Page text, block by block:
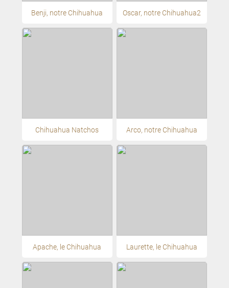
Benji, notre Chihuahua Oscar, notre Chihuahua2
Chihuahua Natchos Arco, notre Chihuahua
Apache, le Chihuahua Laurette, le Chihuahua